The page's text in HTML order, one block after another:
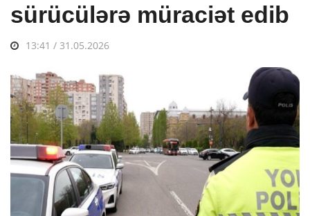
sürücülərə müraciət edib
13:41 / 31.05.2026